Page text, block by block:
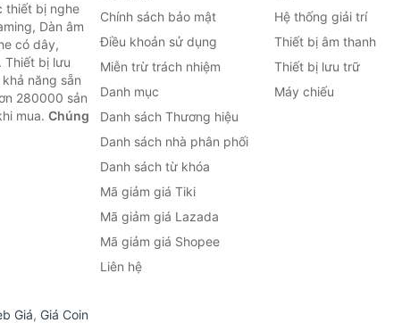
thiết bị nghe
Dàn âm
có dây,
Thiết bị lưu
năng sẵn
280000 sản
mua. Chúng
Chính sách bảo mật
Điều khoản sử dụng
Miễn trừ trách nhiệm
Danh mục
Danh sách Thương hiệu
Danh sách nhà phân phối
Danh sách từ khóa
Mã giảm giá Tiki
Mã giảm giá Lazada
Mã giảm giá Shopee
Liên hệ
Hệ thống giải trí
Thiết bị âm thanh
Thiết bị lưu trữ
Máy chiếu
Giá, Giá Coin